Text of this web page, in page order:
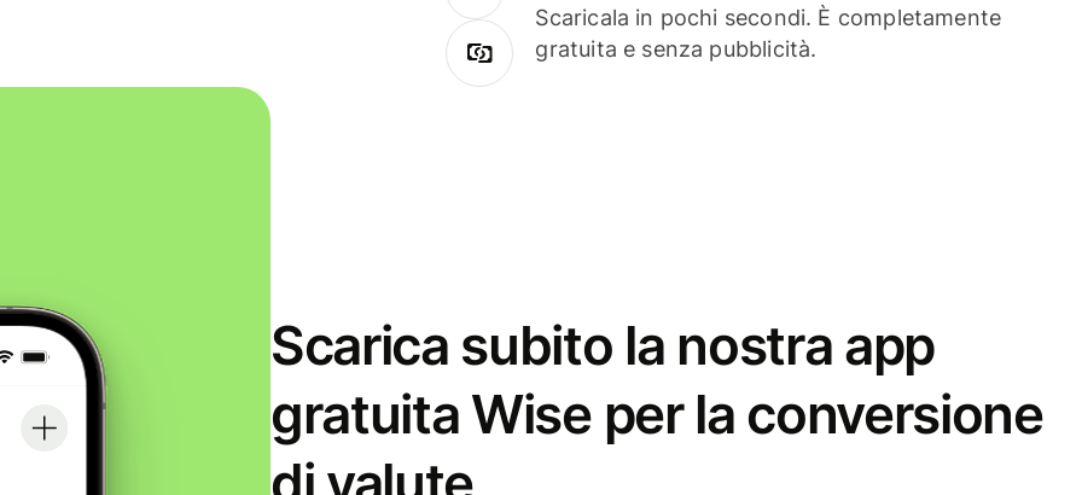
Scaricala in pochi secondi. È completamente
gratuita e senza pubblicità.
Scarica subito la nostra app
gratuita Wise per la conversione